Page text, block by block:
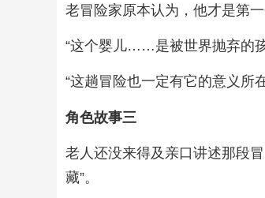
老冒险家原本认为，他才是第
“这个婴儿……是被世界抛弃的
“这趟冒险也一定有它的意义所
角色故事三
老人还没来得及亲口讲述那段
藏”。